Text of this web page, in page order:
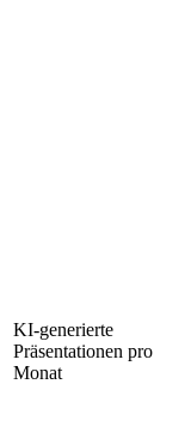
KI-generierte
Präsentationen pro
Monat